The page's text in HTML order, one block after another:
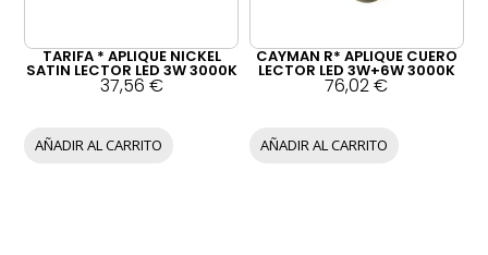
TARIFA * APLIQUE NICKEL
SATIN LECTOR LED 3W 3000K
37,56 €
AÑADIR AL CARRITO
CAYMAN R* APLIQUE CUERO
LECTOR LED 3W+6W 3000K
76,02€
AÑADIR AL CARRITO